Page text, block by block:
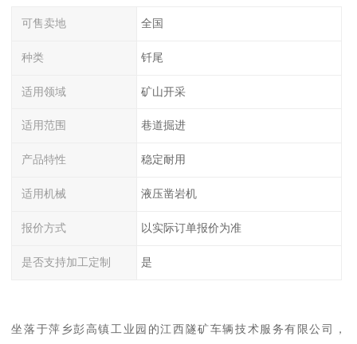
可售卖地 全国
种类 钎尾
适用领域 矿山开采
适用范围 巷道掘进
产品特性 稳定耐用
适用机械 液压凿岩机
报价方式 以实际订单报价为准
是否支持加工定制 是
坐落于萍乡彭高镇工业园的江西隧矿车辆技术服务有限公司，